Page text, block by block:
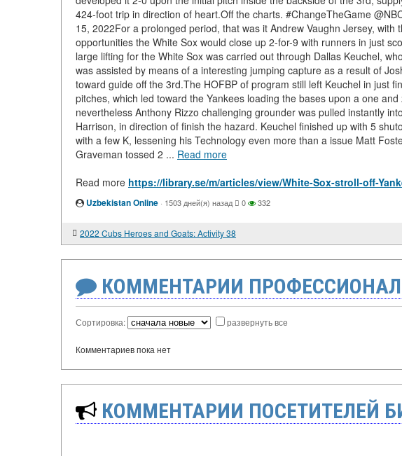
424-foot trip in direction of heart.Off the charts. #ChangeTheGame
15, 2022For a prolonged period, that was it Andrew Vaughn Jersey,
opportunities the White Sox would close up 2-for-9 with runners in just
large lifting for the White Sox was carried out through Dallas Keuchel,
was assisted by means of a interesting jumping capture as a result of
toward guide off the 3rd.The HOFBP of program still left Keuchel in just
pitches, which led toward the Yankees loading the bases upon a one
nevertheless Anthony Rizzo challenging grounder was pulled instantly
Harrison, in direction of finish the hazard. Keuchel finished up with 5
with a few K, lessening his Technology even more than a issue Matt
Graveman tossed 2 ... Read more
Read more https://library.se/m/articles/view/White-Sox-stroll-off-
Uzbekistan Online · 1503 дней(я) назад 0 332
2022 Cubs Heroes and Goats: Activity 38
КОММЕНТАРИИ
Сортировка: развернуть все
Комментариев пока нет
КОММЕНТАРИИ ПОСЕТИТЕЛЕЙ